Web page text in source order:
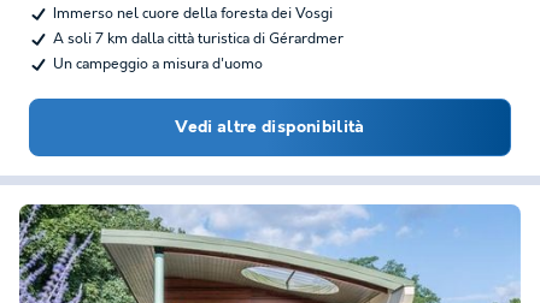
Immerso nel cuore della foresta dei Vosgi
A soli 7 km dalla città turistica di Gérardmer
Un campeggio a misura d'uomo
Vedi altre disponibilità